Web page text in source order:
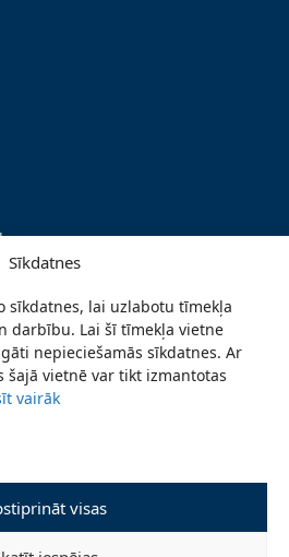
Sīkdatnes
sīkdatnes, lai uzlabotu tīmekļa
darbību. Lai šī tīmekļa vietne
nepieciešamās sīkdatnes. Ar
šajā vietnē var tikt izmantotas
vairāk
visas
novada pašvaldība